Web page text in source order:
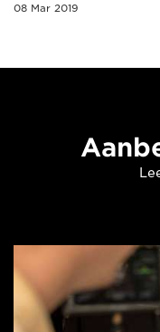
08 Mar 2019